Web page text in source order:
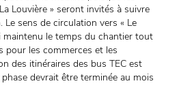
Louvière » seront invités à suivre
Le sens de circulation vers « Le
maintenu le temps du chantier tout
pour les commerces et les
des itinéraires des bus TEC est
devrait être terminée au mois